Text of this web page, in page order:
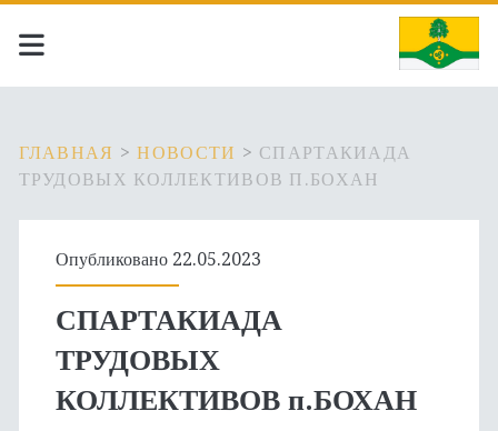
ГЛАВНАЯ >НОВОСТИ > СПАРТАКИАДА
ТРУДОВЫХ КОЛЛЕКТИВОВ П.БОХАН
Опубликовано 22.05.2023
СПАРТАКИАДА
ТРУДОВЫХ
КОЛЛЕКТИВОВ п.БОХАН